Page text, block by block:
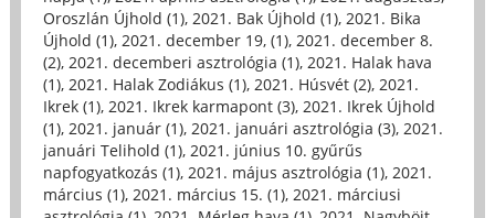
Oroszlán Újhold (1), 2021. Bak Újhold (1), 2021. Bika
Újhold (1), 2021. december 19, (1), 2021. december 8.
(2), 2021. decemberi asztrológia (1), 2021. Halak hava
(1), 2021. Halak Zodiákus (1), 2021. Húsvét (2), 2021.
Ikrek (1), 2021. Ikrek karmapont (3), 2021. Ikrek Újhold
(1), 2021. január (1), 2021. januári asztrológia (3), 2021.
januári Telihold (1), 2021. június 10. gyűrűs
napfogyatkozás (1), 2021. május asztrológia (1), 2021.
március (1), 2021. március 15. (1), 2021. márciusi